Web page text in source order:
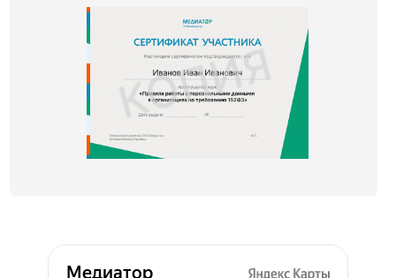
Медиатор на карте Химок — Яндекс Карты